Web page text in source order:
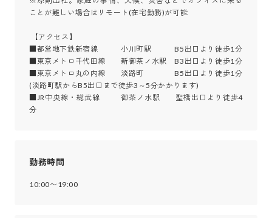
ことが難しい場合はリモート(在宅勤務)が可能
■都営地下鉄新宿線　　　小川町駅　　　B5出口より徒歩1分
■東京メトロ千代田線　　新御茶ノ水駅　B3出口より徒歩1分
■東京メトロ丸の内線　　淡路町　　　　B5出口より徒歩1分
(淡路町駅からB5出口まで徒歩3～5分かかります)
■JR中央線・総武線　　   御茶ノ水駅　　聖橋出口より徒歩4
分
勤務時間
10:00〜19:00